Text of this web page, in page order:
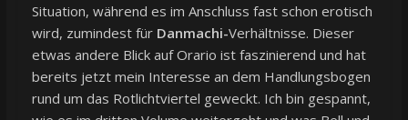
Situation, während es im Anschluss fast schon erotisch
wird, zumindest für Danmachi-Verhältnisse. Dieser
etwas andere Blick auf Orario ist faszinierend und hat
bereits jetzt mein Interesse an dem Handlungsbogen
rund um das Rotlichtviertel geweckt. Ich bin gespannt,